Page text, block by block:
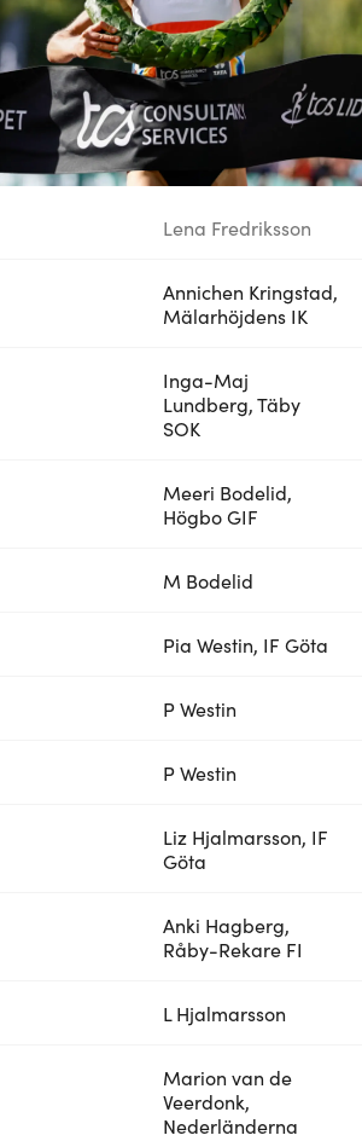
Lena Fredriksson
Annichen Kringstad,
Mälarhöjdens IK
Inga-Maj
Lundberg, Täby
SOK
Meeri Bodelid,
Högbo GIF
M Bodelid
Pia Westin, IF Göta
P Westin
P Westin
Liz Hjalmarsson, IF
Göta
Anki Hagberg,
Råby-Rekare FI
L Hjalmarsson
Marion van de
Veerdonk,
Nederländerna